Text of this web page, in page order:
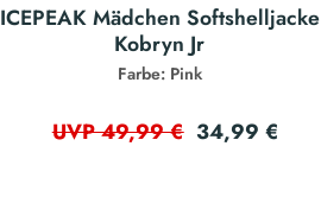
ICEPEAK Mädchen Softshelljacke
Kobryn Jr
Farbe: Pink
UVP 49,99 € 34,99 €